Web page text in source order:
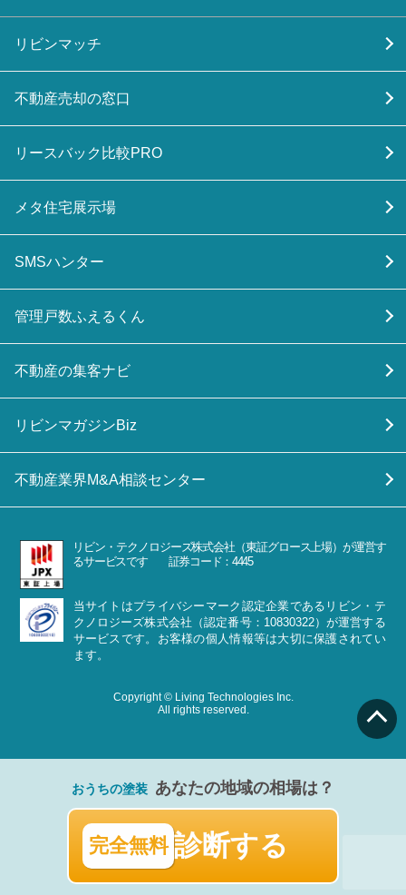
リビンマッチ
不動産売却の窓口
リースバック比較PRO
メタ住宅展示場
SMSハンター
管理戸数ふえるくん
不動産の集客ナビ
リビンマガジンBiz
不動産業界M&A相談センター
リビン・テクノロジーズ株式会社（東証グロース上場）が運営す
るサービスです 証券コード：4445
当サイトはプライバシーマーク認定企業であるリビン・テ
クノロジーズ株式会社（認定番号：10830322）が運営する
サービスです。お客様の個人情報等は大切に保護されてい
ます。
Copyright © Living Technologies Inc.
All rights reserved.
おうちの塗装 あなたの地域の相場は？
完全無料 診断する